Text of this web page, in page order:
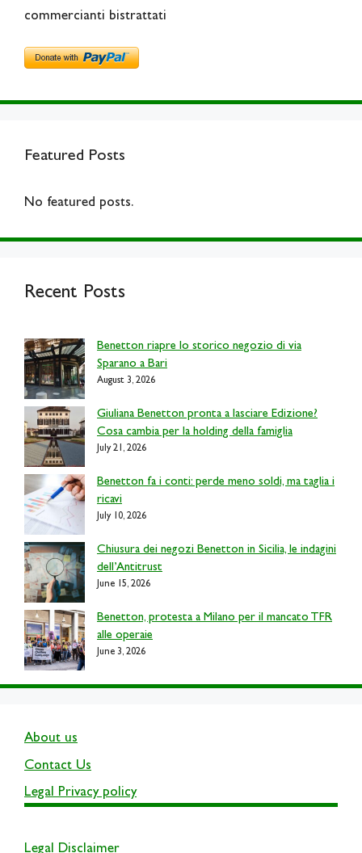
commercianti bistrattati
Featured Posts
No featured posts.
Recent Posts
Benetton riapre lo storico negozio di via
Sparano a Bari
August 3, 2026
Giuliana Benetton pronta a lasciare Edizione?
Cosa cambia per la holding della famiglia
July 21, 2026
Benetton fa i conti: perde meno soldi, ma taglia i
ricavi
July 10, 2026
Chiusura dei negozi Benetton in Sicilia, le indagini
dell’Antitrust
June 15, 2026
Benetton, protesta a Milano per il mancato TFR
alle operaie
June 3, 2026
About us
Contact Us
Legal Privacy policy
Legal Disclaimer